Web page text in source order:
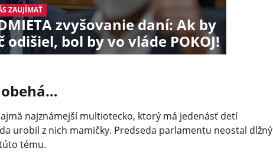
ZAUJÍMAŤ
zvyšovanie daní: Ak by
odišiel, bol by vo vláde POKOJ!
najznámejší multiotecko, ktorý má jedenásť detí
urobil z nich mamičky. Predseda parlamentu neostal dlžný
tému.